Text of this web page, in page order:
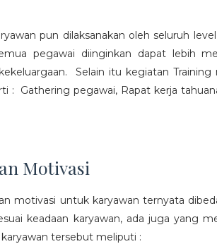
pun dilaksanakan oleh seluruh
pegawai diinginkan dapat lebih
Selain itu kegiatan
: Gathering pegawai, Rapat kerja
Motivasi
motivasi untuk karyawan ternyata
keadaan karyawan, ada juga yang
tersebut meliputi :